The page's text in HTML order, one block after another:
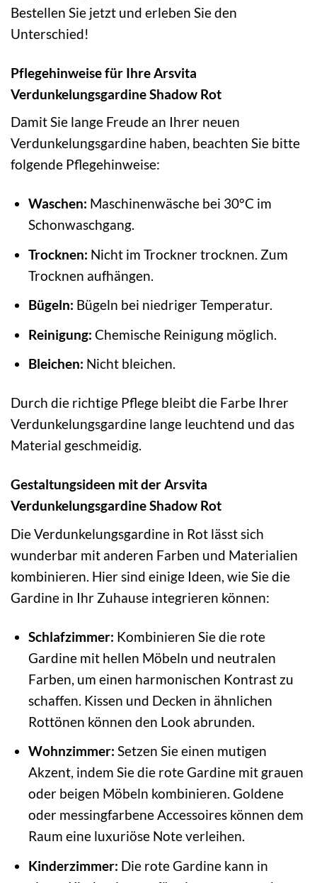
Bestellen Sie jetzt und erleben Sie den
Unterschied!
Pflegehinweise für Ihre Arsvita
Verdunkelungsgardine Shadow Rot
Damit Sie lange Freude an Ihrer neuen
Verdunkelungsgardine haben, beachten Sie bitte
folgende Pflegehinweise:
Waschen: Maschinenwäsche bei 30°C im
Schonwaschgang.
Trocknen: Nicht im Trockner trocknen. Zum
Trocknen aufhängen.
Bügeln: Bügeln bei niedriger Temperatur.
Reinigung: Chemische Reinigung möglich.
Bleichen: Nicht bleichen.
Durch die richtige Pflege bleibt die Farbe Ihrer
Verdunkelungsgardine lange leuchtend und das
Material geschmeidig.
Gestaltungsideen mit der Arsvita
Verdunkelungsgardine Shadow Rot
Die Verdunkelungsgardine in Rot lässt sich
wunderbar mit anderen Farben und Materialien
kombinieren. Hier sind einige Ideen, wie Sie die
Gardine in Ihr Zuhause integrieren können:
Schlafzimmer: Kombinieren Sie die rote
Gardine mit hellen Möbeln und neutralen
Farben, um einen harmonischen Kontrast zu
schaffen. Kissen und Decken in ähnlichen
Rottönen können den Look abrunden.
Wohnzimmer: Setzen Sie einen mutigen
Akzent, indem Sie die rote Gardine mit grauen
oder beigen Möbeln kombinieren. Goldene
oder messingfarbene Accessoires können dem
Raum eine luxuriöse Note verleihen.
Kinderzimmer: Die rote Gardine kann in